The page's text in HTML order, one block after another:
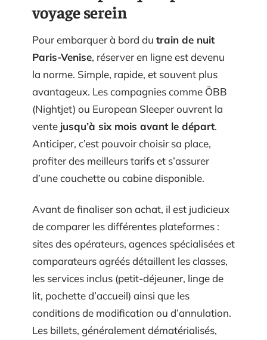
voyage serein
Pour embarquer à bord du train de nuit
Paris-Venise, réserver en ligne est devenu
la norme. Simple, rapide, et souvent plus
avantageux. Les compagnies comme ÖBB
(Nightjet) ou European Sleeper ouvrent la
vente jusqu’à six mois avant le départ.
Anticiper, c’est pouvoir choisir sa place,
profiter des meilleurs tarifs et s’assurer
d’une couchette ou cabine disponible.
Avant de finaliser son achat, il est judicieux
de comparer les différentes plateformes :
sites des opérateurs, agences spécialisées et
comparateurs agréés détaillent les classes,
les services inclus (petit-déjeuner, linge de
lit, pochette d’accueil) ainsi que les
conditions de modification ou d’annulation.
Les billets, généralement dématérialisés,